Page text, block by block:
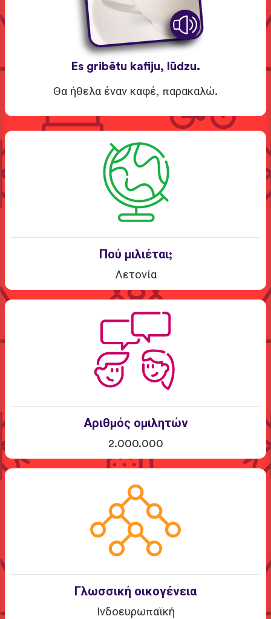
Es gribētu kafiju, lūdzu.
Θα ήθελα έναν καφέ, παρακαλώ.
Πού μιλιέται;
Λετονία
Αριθμός ομιλητών
2.000.000
Γλωσσική οικογένεια
Ινδοευρωπαϊκή